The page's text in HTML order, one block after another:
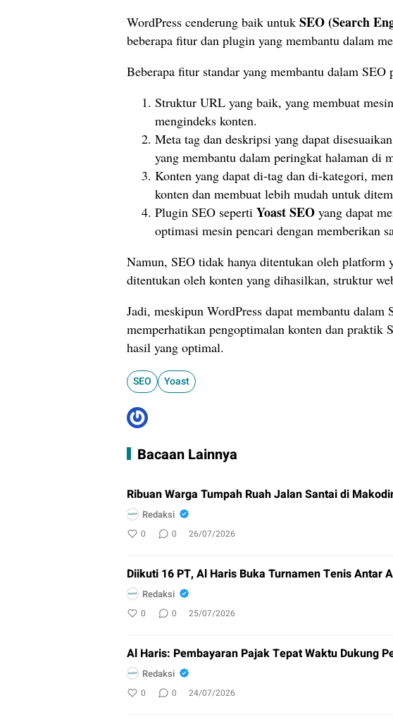
WordPress cenderung baik untuk SEO (Search
beberapa fitur dan plugin yang membantu dalam
Beberapa fitur standar yang membantu dalam SEO
Struktur URL yang baik, yang membuat
mengindeks konten.
Meta tag dan deskripsi yang dapat
yang membantu dalam peringkat halaman di
Konten yang dapat di-tag dan di-kategori,
konten dan membuat lebih mudah untuk
Plugin SEO seperti Yoast SEO yang dapat
optimasi mesin pencari dengan memberikan
Namun, SEO tidak hanya ditentukan oleh platform
ditentukan oleh konten yang dihasilkan, struktur
Jadi, meskipun WordPress dapat membantu dalam
memperhatikan pengoptimalan konten dan praktik
hasil yang optimal.
SEO Yoast
Bacaan Lainnya
Ribuan Warga Tumpah Ruah Jalan Santai di
Redaksi
0 0 26/07/2026
Diikuti 16 PT, Al Haris Buka Turnamen Tenis Antar
Redaksi
0 0 25/07/2026
Al Haris: Pembayaran Pajak Tepat Waktu Dukung
Redaksi
0 0 24/07/2026